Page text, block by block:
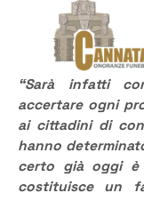
“Sarà infatti
accertare ogni
ai cittadini di
hanno
certo già oggi è
costituisce un